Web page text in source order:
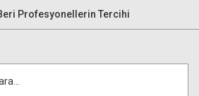
Profesyonellerin Tercihi